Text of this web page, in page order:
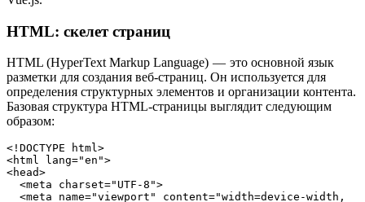
HTML: скелет страниц
HTML (HyperText Markup Language) — это основной язык
разметки для создания веб-страниц. Он используется для
определения структурных элементов и организации контента.
Базовая структура HTML-страницы выглядит следующим
образом:
<!DOCTYPE html>
<html lang="en">
<head>
  <meta charset="UTF-8">